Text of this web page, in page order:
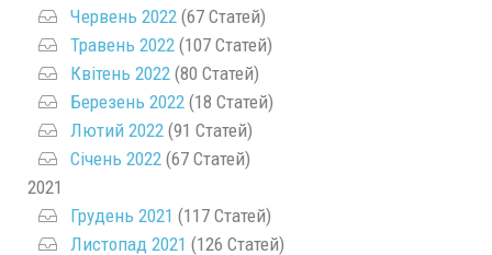
Червень 2022 (67 Статей)
Травень 2022 (107 Статей)
Квітень 2022 (80 Статей)
Березень 2022 (18 Статей)
Лютий 2022 (91 Статей)
Січень 2022 (67 Статей)
2021
Грудень 2021 (117 Статей)
Листопад 2021 (126 Статей)